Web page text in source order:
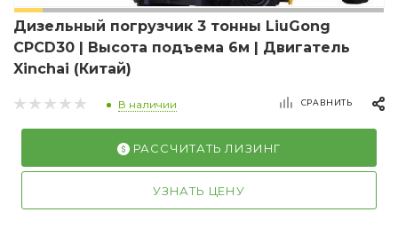
Дизельный погрузчик 3 тонны LiuGong
CPCD30 | Высота подъема 6м | Двигатель
Xinchai (Китай)
В наличии СРАВНИТЬ
РАССЧИТАТЬ ЛИЗИНГ
УЗНАТЬ ЦЕНУ